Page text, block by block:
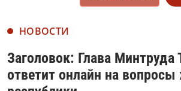
НОВОСТИ
Заголовок: Глава Минтруда
ответит онлайн на вопросы